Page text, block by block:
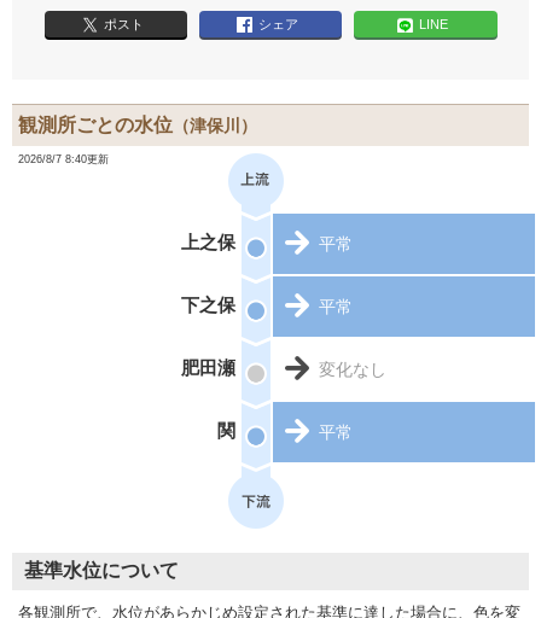
ポスト シェア LINE
観測所ごとの水位 （津保川）
2026/8/7 8:40更新
上之保 平常
下之保 平常
肥田瀬 変化なし
関 平常
基準水位について
各観測所で、水位があらかじめ設定された基準に達した場合に、色を変